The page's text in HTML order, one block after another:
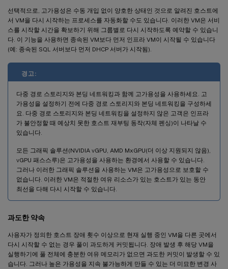
선택적으로, 고가용성은 수동 개입 없이 양호한 상태인 것으로 알려진 호스트에
서 VM을 다시 시작하는 프로세스를 자동화할 수도 있습니다. 이러한 VM은 서비
스를 시작할 시간을 확보하기 위해 그룹별로 다시 시작하도록 예약할 수 있습니
다. 이 기능을 사용하면 종속된 VM보다 먼저 인프라 VM이 시작될 수 있습니다
(예: 종속된 SQL 서버보다 먼저 DHCP 서버가 시작됨).
경고:
다중 경로 스토리지와 본딩 네트워킹과 함께 고가용성을 사용하세요. 고
가용성을 설정하기 전에 다중 경로 스토리지와 본딩 네트워킹을 구성하세
요. 다중 경로 스토리지와 본딩 네트워킹을 설정하지 않은 고객은 인프라
가 불안정할 때 예상치 못한 호스트 재부팅 동작(자체 펜싱)이 나타날 수
있습니다.
모든 그래픽 솔루션(NVIDIA vGPU, AMD MxGPU(더 이상 지원되지 않음),
vGPU 패스스루)은 고가용성을 사용하는 환경에서 사용할 수 있습니다.
그러나 이러한 그래픽 솔루션을 사용하는 VM은 고가용성으로 보호할 수
없습니다. 이러한 VM은 적절한 여유 리소스가 있는 호스트가 있는 동안
최선을 다해 다시 시작할 수 있습니다.
과도한 약속
사용자가 정의한 호스트 장애 횟수 이상으로 현재 실행 중인 VM을 다른 곳에서
다시 시작할 수 없는 경우 풀이 과도하게 커밋됩니다. 장애 발생 후 해당 VM을
실행하기에 풀 전체에 충분한 여유 메모리가 없으면 과도한 커밋이 발생할 수 있
습니다. 그러나 높은 가용성을 지속 불가능하게 만들 수 있는 더 미묘한 변경 사